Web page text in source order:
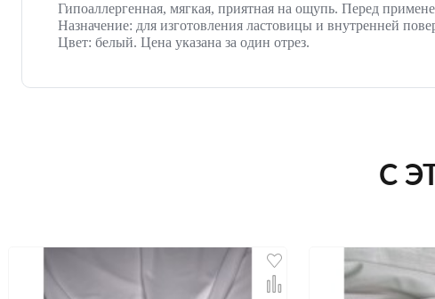
Гипоаллергенная, мягкая, приятная на ощупь. Перед
Назначение: для изготовления ластовицы и внутренней
Цвет: белый. Цена указана за один отрез.
С